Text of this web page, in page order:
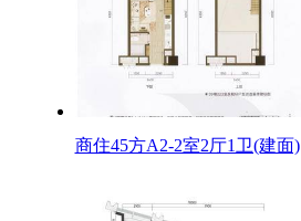
商住45方A2-2室2厅1卫(建面)